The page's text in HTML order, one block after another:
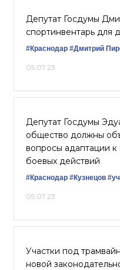
Депутат Госдумы
спортинвентарь для
#Краснодар #Дмитрий
05.07.23
Депутат Госдумы
общество должны
вопросы адаптации
боевых действий
#Краснодар #Кузнецов
05.07.23
Участки под
новой